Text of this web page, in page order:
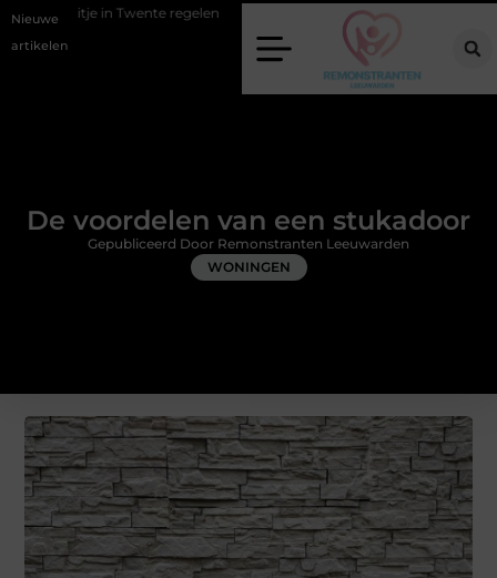
Nieuwe
artikelen
regelen Wat zero-click search betekent voor de toekomst van
De voordelen van een stukadoor
WONINGEN
Gepubliceerd Door Remonstranten Leeuwarden